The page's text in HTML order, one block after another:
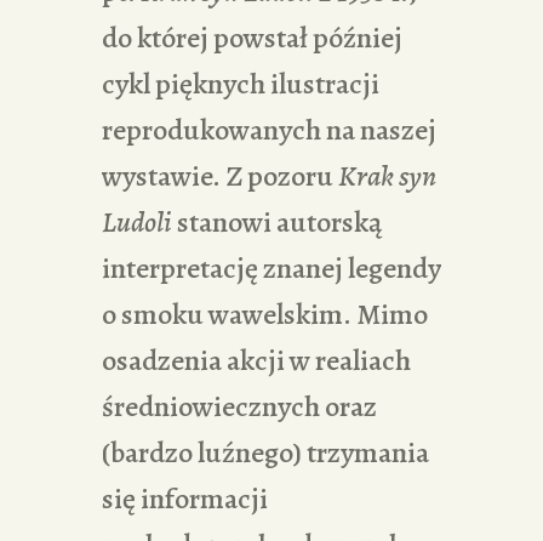
do której powstał później
cykl pięknych ilustracji
reprodukowanych na naszej
wystawie. Z pozoruKrak syn
Ludolistanowi autorską
interpretację znanej legendy
o smoku wawelskim. Mimo
osadzenia akcji w realiach
średniowiecznych oraz
(bardzo luźnego) trzymania
się informacji